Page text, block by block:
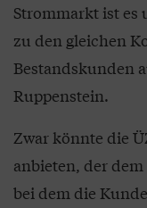
Strommarkt ist
zu den gleichen
Bestandskunden
Ruppenstein.
Zwar könnte die
anbieten, der
bei dem die